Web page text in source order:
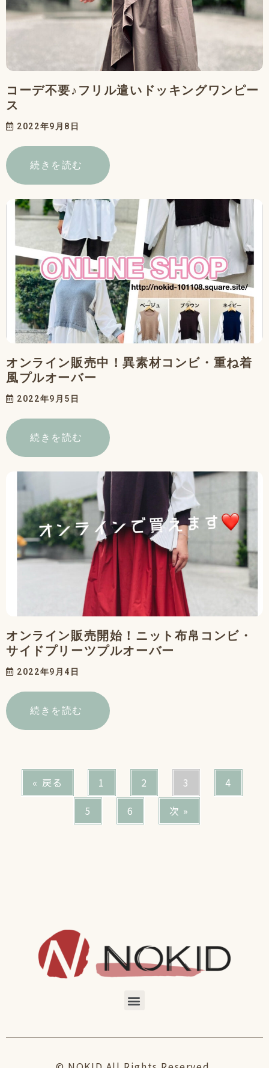
コーデ不要♪フリル遣いドッキングワンピー
ス
2022年9月8日
続きを読む
オンライン販売中！異素材コンビ・重ね着
風プルオーバー
2022年9月5日
続きを読む
オンライン販売開始！ニット布帛コンビ・
サイドプリーツプルオーバー
2022年9月4日
続きを読む
« 戻る 1 2 3
4
5
6 次 »